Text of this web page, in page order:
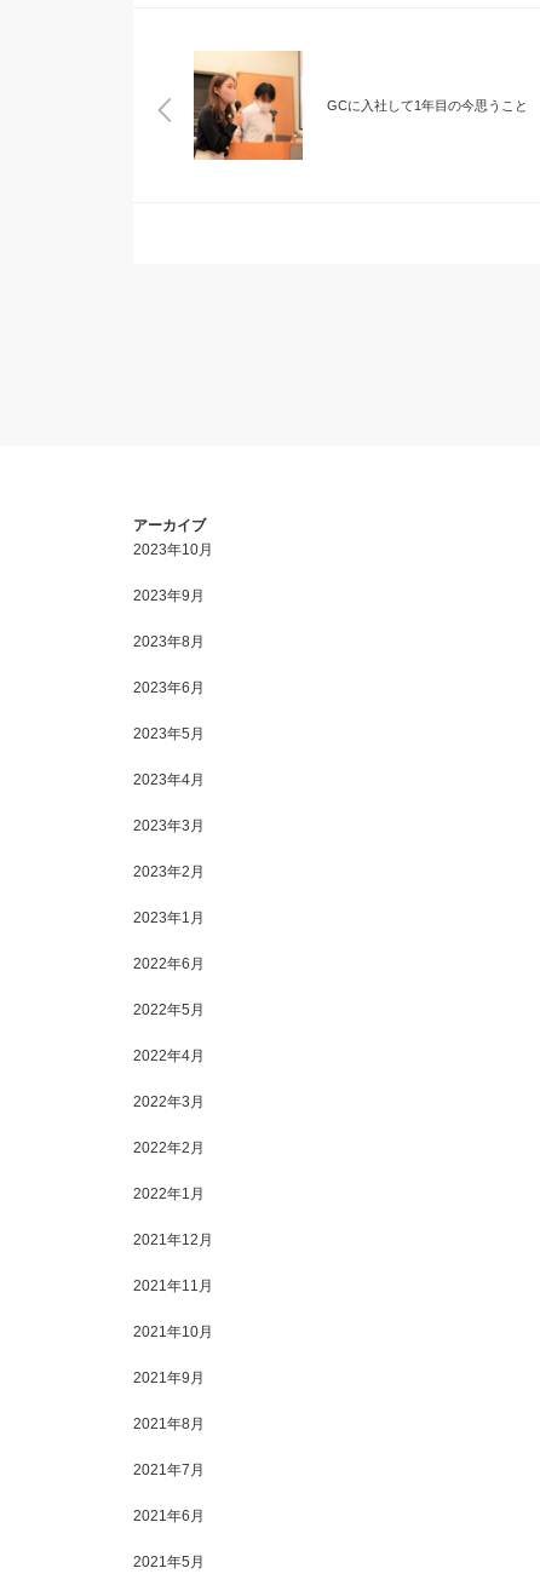
GCに入社して1年目の今思うこと
アーカイブ
2023年10月
2023年9月
2023年8月
2023年6月
2023年5月
2023年4月
2023年3月
2023年2月
2023年1月
2022年6月
2022年5月
2022年4月
2022年3月
2022年2月
2022年1月
2021年12月
2021年11月
2021年10月
2021年9月
2021年8月
2021年7月
2021年6月
2021年5月